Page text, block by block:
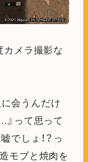
カメラ撮影な
会うんだけ
』って思って
でしょ！？っ
モブと焼肉を